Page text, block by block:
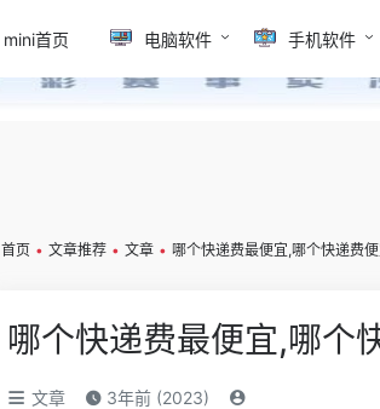
mini首页 电脑软件 手机软件
首页 • 文章推荐 • 文章 • 哪个快递费最便宜,哪个快递费
哪个快递费最便宜,哪个
文章 3年前 (2023)